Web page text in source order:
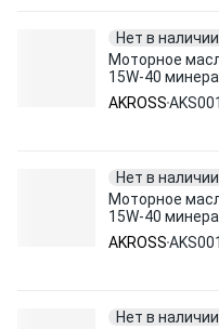
Нет в наличии
Моторное
15W-40
AKROSS
Нет в наличии
Моторное
15W-40
AKROSS
Нет в наличии